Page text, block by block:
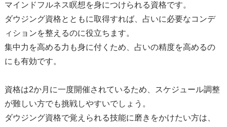
マインドフルネス瞑想を身につけられる資格です。
ダウジング資格とともに取得すれば、占いに必要なコンデ
ィションを整えるのに役立ちます。
集中力を高める力も身に付くため、占いの精度を高めるの
にも有効です。
資格は2か月に一度開催されているため、スケジュール調整
が難しい方でも挑戦しやすいでしょう。
ダウジング資格で覚えられる技能に磨きをかけたい方は、